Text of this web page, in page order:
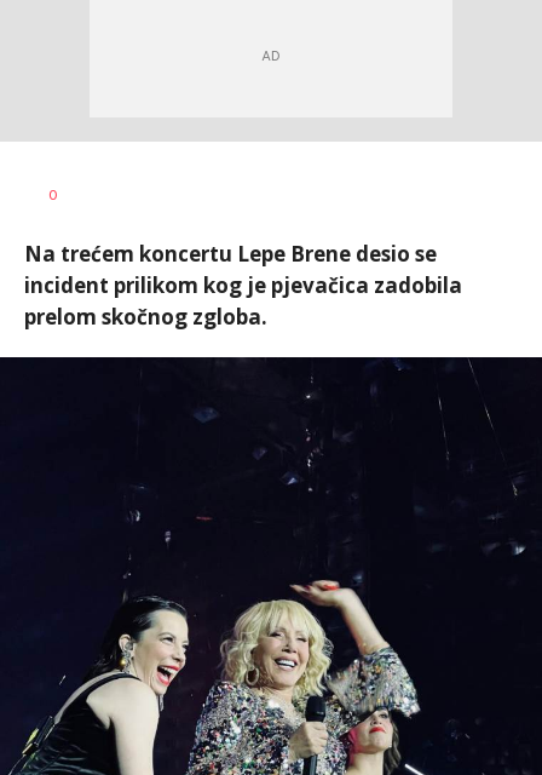
AUTOR
0
Na trećem koncertu Lepe Brene desio se
incident prilikom kog je pjevačica zadobila
prelom skočnog zgloba.